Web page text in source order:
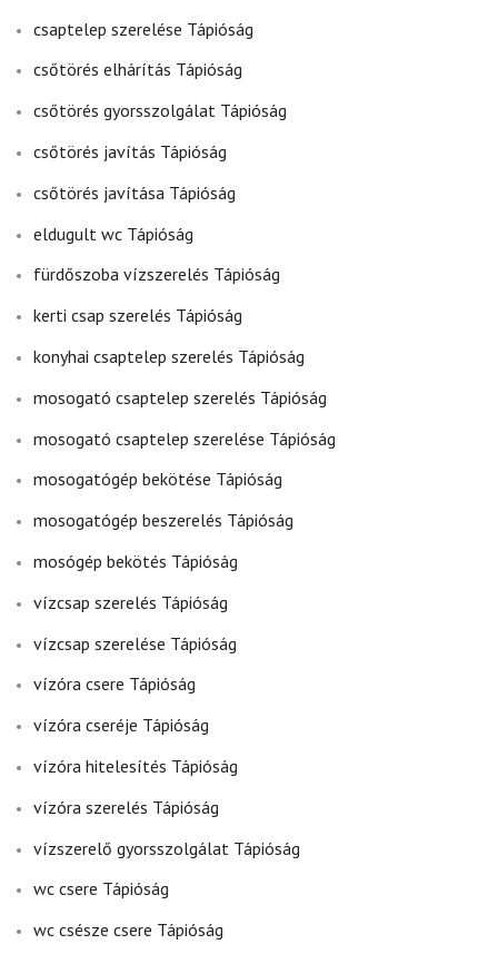
csaptelep szerelése Tápióság
csőtörés elhárítás Tápióság
csőtörés gyorsszolgálat Tápióság
csőtörés javítás Tápióság
csőtörés javítása Tápióság
eldugult wc Tápióság
fürdőszoba vízszerelés Tápióság
kerti csap szerelés Tápióság
konyhai csaptelep szerelés Tápióság
mosogató csaptelep szerelés Tápióság
mosogató csaptelep szerelése Tápióság
mosogatógép bekötése Tápióság
mosogatógép beszerelés Tápióság
mosógép bekötés Tápióság
vízcsap szerelés Tápióság
vízcsap szerelése Tápióság
vízóra csere Tápióság
vízóra cseréje Tápióság
vízóra hitelesítés Tápióság
vízóra szerelés Tápióság
vízszerelő gyorsszolgálat Tápióság
wc csere Tápióság
wc csésze csere Tápióság